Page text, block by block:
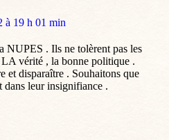
à 19 h 01 min
NUPES . Ils ne tolèrent pas les
vérité , la bonne politique .
et disparaître . Souhaitons que
dans leur insignifiance .